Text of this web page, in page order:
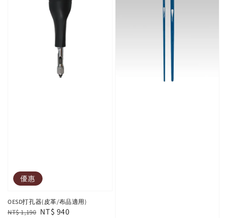
優惠
OESD打孔器(皮革/布品適用)
Regular
NT$ 1,190 Sale
NT$ 940